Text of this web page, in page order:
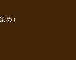
め）